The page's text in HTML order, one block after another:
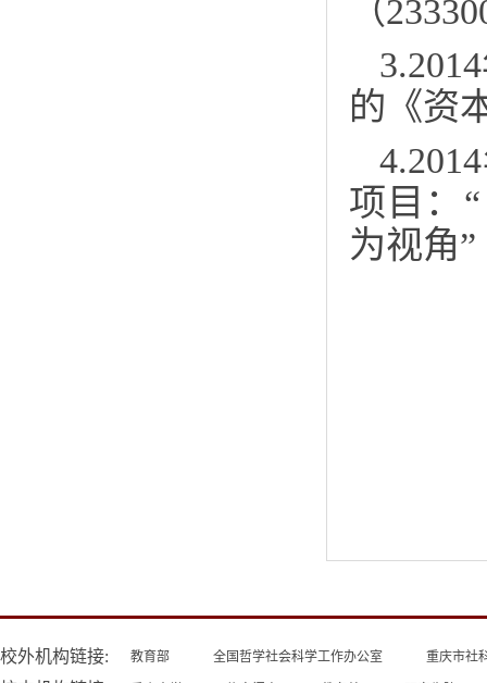
（
的《资
项目：
为视角
校外机构链接: 教育部 全国哲学社会科学工作办公室 重庆市社